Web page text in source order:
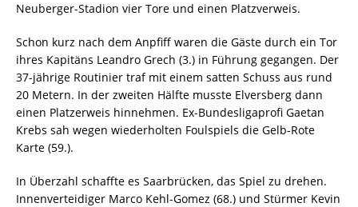
Neuberger-Stadion vier Tore und einen Platzverweis.
Schon kurz nach dem Anpfiff waren die Gäste durch ein Tor
ihres Kapitäns Leandro Grech (3.) in Führung gegangen. Der
37-jährige Routinier traf mit einem satten Schuss aus rund
20 Metern. In der zweiten Hälfte musste Elversberg dann
einen Platzerweis hinnehmen. Ex-Bundesligaprofi Gaetan
Krebs sah wegen wiederholten Foulspiels die Gelb-Rote
Karte (59.).
In Überzahl schaffte es Saarbrücken, das Spiel zu drehen.
Innenverteidiger Marco Kehl-Gomez (68.) und Stürmer Kevin